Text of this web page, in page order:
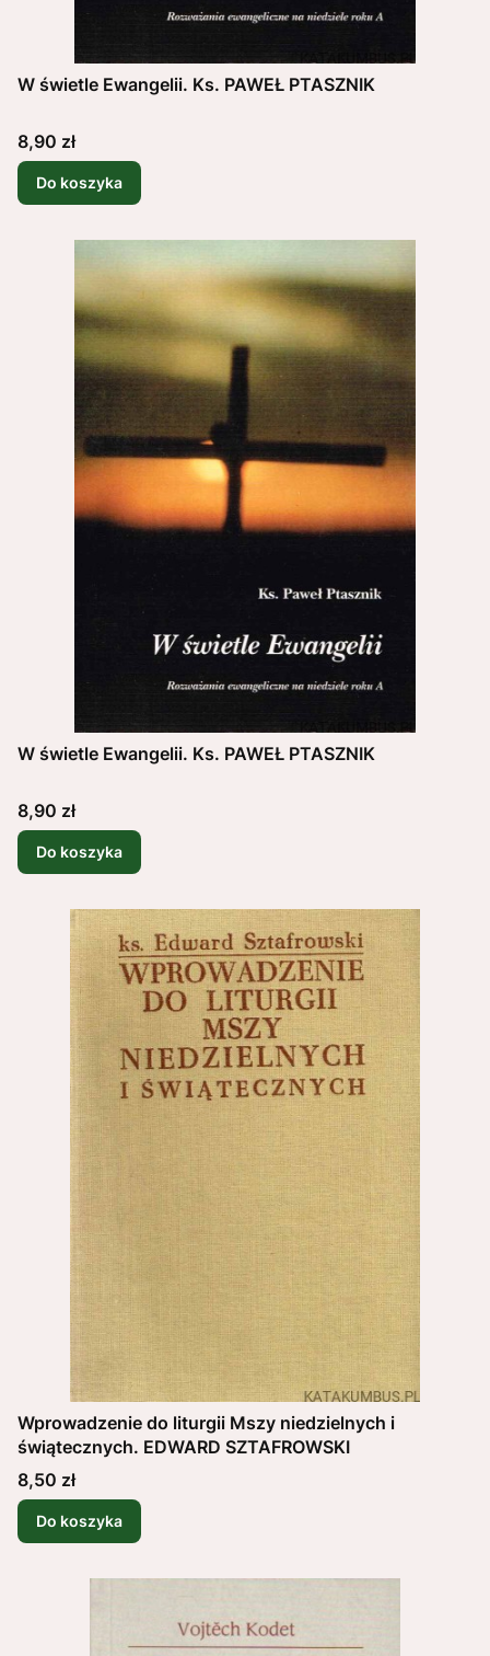
W świetle Ewangelii. Ks. PAWEŁ PTASZNIK
Cena
8,90 zł
Do koszyka
W świetle Ewangelii. Ks. PAWEŁ PTASZNIK
Cena
8,90 zł
Do koszyka
Wprowadzenie do liturgii Mszy niedzielnych i
świątecznych. EDWARD SZTAFROWSKI
Cena
8,50 zł
Do koszyka